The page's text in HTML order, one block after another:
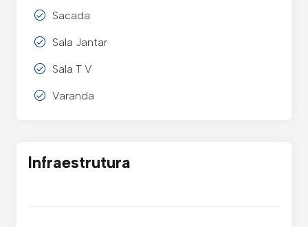
Sacada
Sala Jantar
Sala T V
Varanda
Infraestrutura